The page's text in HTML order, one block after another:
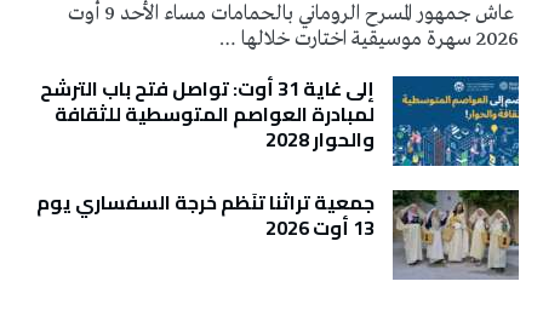
عاش جمهور المسرح الروماني بالحمامات مساء الأحد 9 أوت
2026 سهرة موسيقية اختارت خلالها …
إلى غاية 31 أوت: تواصل فتح باب الترشح
لمبادرة العواصم المتوسطية للثقافة
والحوار 2028
جمعية تراثنا تنَظم خرجة السفساري يوم
13 أوت 2026